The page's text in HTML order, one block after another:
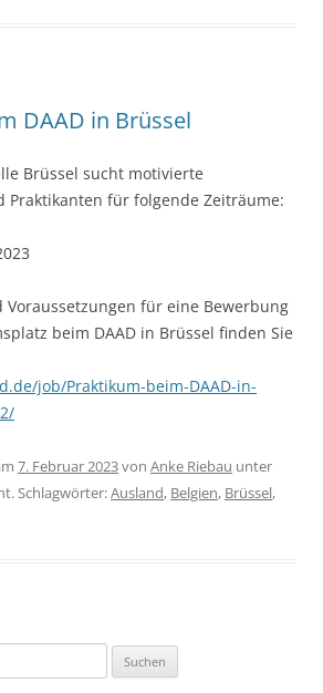
DAAD in Brüssel
Brüssel sucht motivierte
Praktikanten für folgende Zeiträume:
für eine Bewerbung
beim DAAD in Brüssel finden Sie
job/Praktikum-beim-DAAD-in-
7. Februar 2023von Anke Riebau unter
Schlagwörter:Ausland, Belgien, Brüssel,